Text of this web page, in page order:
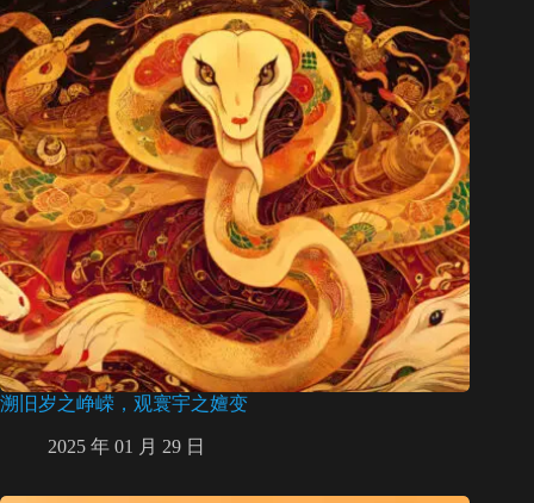
溯旧岁之峥嵘，观寰宇之嬗变
2025 年 01 月 29 日